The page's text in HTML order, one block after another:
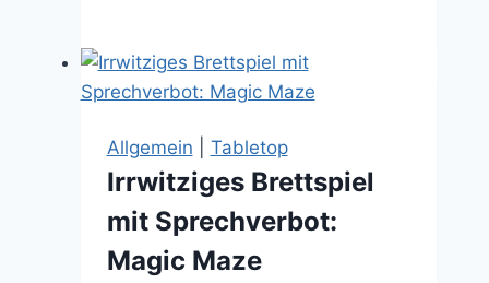
schmiedet
Riesenschwerter
Allgemein
Tabletop
Irrwitziges Brettspiel
mit Sprechverbot:
Magic Maze